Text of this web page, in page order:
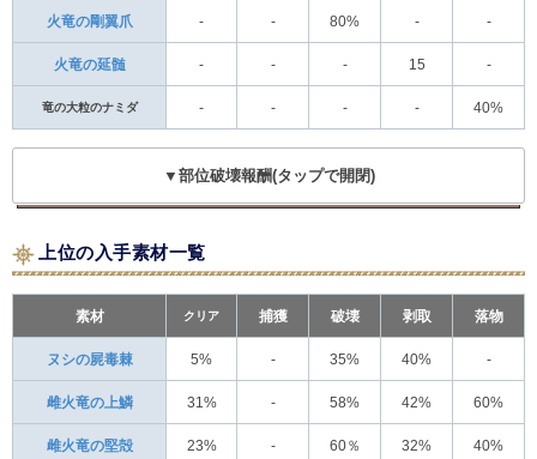
火竜の剛翼爪 - - 80% - -
火竜の延髄 - - - 15 -
竜の大粒のナミダ - - - - 40%
▼部位破壊報酬(タップで開閉)
上位の入手素材一覧
素材 クリア 捕獲 破壊 剥取 落物
ヌシの屍毒棘 5% - 35% 40% -
雌火竜の上鱗 31% - 58% 42% 60%
雌火竜の堅殻 23% - 60％ 32% 40%